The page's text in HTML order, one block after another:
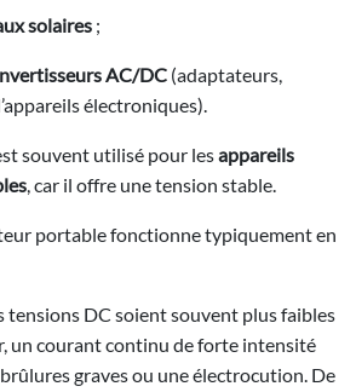
solaires ;
AC/DC (adaptateurs,
électroniques).
souvent utilisé pour lesappareils
, car il offre une tension stable.
portable fonctionne typiquement en
tensions DC soient souvent plus faibles
un courant continu de forte intensité
graves ou une électrocution. De